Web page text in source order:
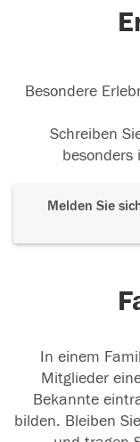
Besondere
Schreiben
besonders
Melden Sie
In einem
Mitglieder
Bekannte
bilden. Bleiben